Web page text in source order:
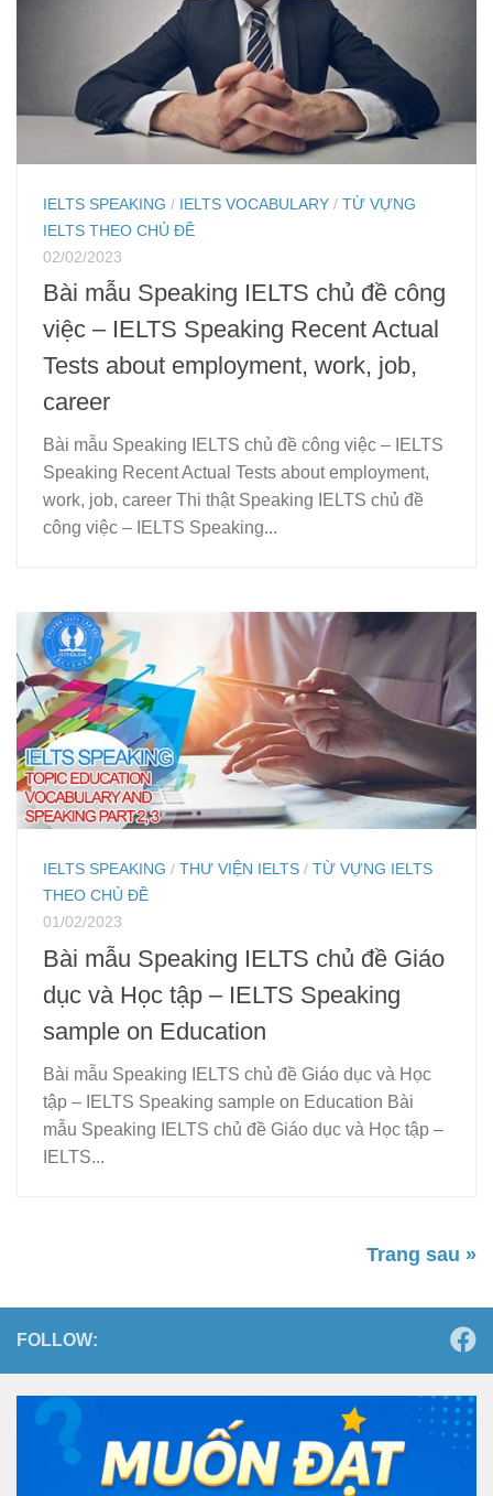
IELTS SPEAKING / IELTS VOCABULARY / TỪ VỰNG
IELTS THEO CHỦ ĐỀ
02/02/2023
Bài mẫu Speaking IELTS chủ đề công
việc – IELTS Speaking Recent Actual
Tests about employment, work, job,
career
Bài mẫu Speaking IELTS chủ đề công việc – IELTS
Speaking Recent Actual Tests about employment,
work, job, career Thi thật Speaking IELTS chủ đề
công việc – IELTS Speaking...
IELTS SPEAKING / THƯ VIỆN IELTS / TỪ VỰNG IELTS
THEO CHỦ ĐỀ
01/02/2023
Bài mẫu Speaking IELTS chủ đề Giáo
dục và Học tập – IELTS Speaking
sample on Education
Bài mẫu Speaking IELTS chủ đề Giáo dục và Học
tập – IELTS Speaking sample on Education Bài
mẫu Speaking IELTS chủ đề Giáo dục và Học tập –
IELTS...
Trang sau »
FOLLOW: